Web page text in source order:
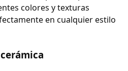
colores y texturas
en cualquier estilo